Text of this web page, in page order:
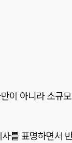
이 아니라 소규
를 표명하면서